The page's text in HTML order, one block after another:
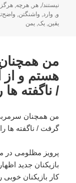
نیستند/,هر,هرچه,هرگز
و, وارد, واشنگتن,
یقین,یک,یمن
من
هستم و از
/ ناگفته
من همچنان
گرفت / ناگفته ها
پرویز مظلومی
بازیکنان جدید
کار بازیکنان